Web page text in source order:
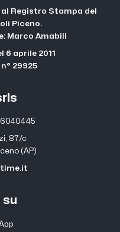
Registro Stampa del
Piceno.
Marco Amabili
6 aprile 2011
29925
87/c
(AP)
su